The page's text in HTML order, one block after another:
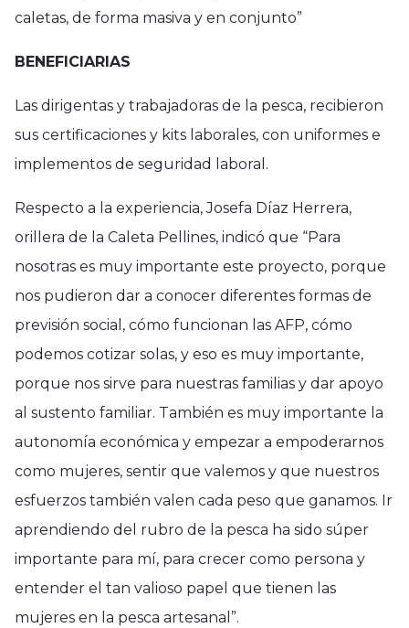
caletas, de forma masiva y en conjunto”
BENEFICIARIAS
Las dirigentas y trabajadoras de la pesca, recibieron
sus certificaciones y kits laborales, con uniformes e
implementos de seguridad laboral.
Respecto a la experiencia, Josefa Díaz Herrera,
orillera de la Caleta Pellines, indicó que “Para
nosotras es muy importante este proyecto, porque
nos pudieron dar a conocer diferentes formas de
previsión social, cómo funcionan las AFP, cómo
podemos cotizar solas, y eso es muy importante,
porque nos sirve para nuestras familias y dar apoyo
al sustento familiar. También es muy importante la
autonomía económica y empezar a empoderarnos
como mujeres, sentir que valemos y que nuestros
esfuerzos también valen cada peso que ganamos. Ir
aprendiendo del rubro de la pesca ha sido súper
importante para mí, para crecer como persona y
entender el tan valioso papel que tienen las
mujeres en la pesca artesanal”.